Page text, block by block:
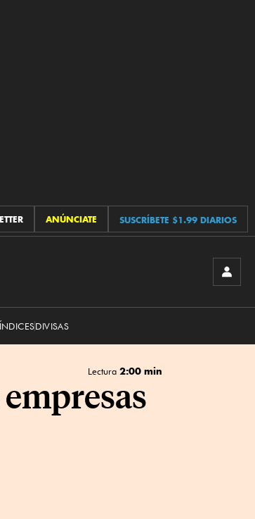
ANÚNCIATE SUSCRÍBETE $1.99 DIARIOS
ÍNDICESDIVISAS
Lectura 2:00 min